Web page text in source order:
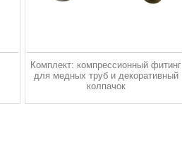
Комплект: компрессионный фитинг
для медных труб и декоративный
колпачок